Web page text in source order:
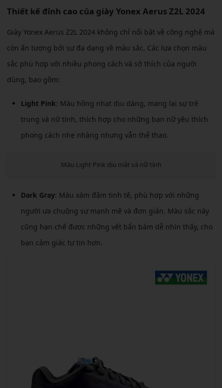
Thiết kế đỉnh cao của giày Yonex Aerus Z2L 2024
Giày Yonex Aerus Z2L 2024 không chỉ nổi bật về công nghệ mà
còn ấn tượng bởi sự đa dạng về màu sắc. Các lựa chọn màu
sắc phù hợp với nhiều phong cách và sở thích của người
dùng, bao gồm:
Light Pink: Màu hồng nhạt dịu dàng, mang lại sự trẻ
trung và nữ tính, thích hợp cho những bạn nữ yêu thích
phong cách nhẹ nhàng nhưng vẫn thể thao.
Màu Light Pink dịu mắt và nữ tính
Dark Gray: Màu xám đậm tinh tế, phù hợp với những
người ưa chuộng sự mạnh mẽ và đơn giản. Màu sắc này
cũng hạn chế được những vết bẩn bám dễ nhìn thấy, cho
bạn cảm giác tự tin hơn.